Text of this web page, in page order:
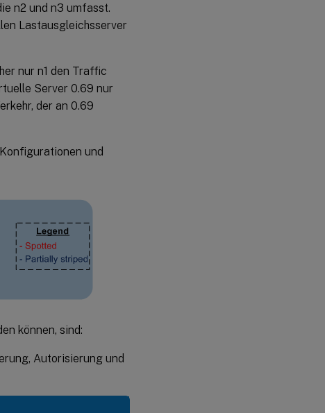
n2 und n3 umfasst.
Lastausgleichsserver
nur n1 den Traffic
Server 0.69 nur
der an 0.69
und
können, sind:
Autorisierung und